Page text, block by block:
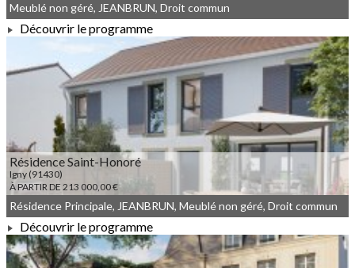
À PARTIR DE 151 108,00 €
Meublé non géré, JEANBRUN, Droit commun
Découvrir le programme
Résidence Saint-Honoré
Igny (91430)
À PARTIR DE 213 000,00 €
Résidence Principale, JEANBRUN, Meublé non géré, Droit commun
Découvrir le programme